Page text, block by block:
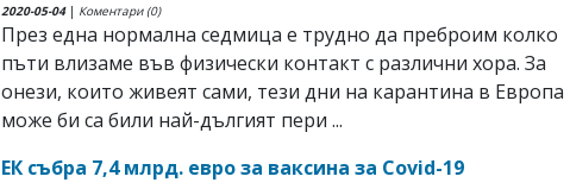
2020-05-04| Коментари (0)
През една нормална седмица е трудно да преброим колко
пъти влизаме във физически контакт с различни хора. За
онези, които живеят сами, тези дни на карантина в Европа
може би са били най-дългият пери ...
ЕК събра 7,4 млрд. евро за ваксина за Covid-19